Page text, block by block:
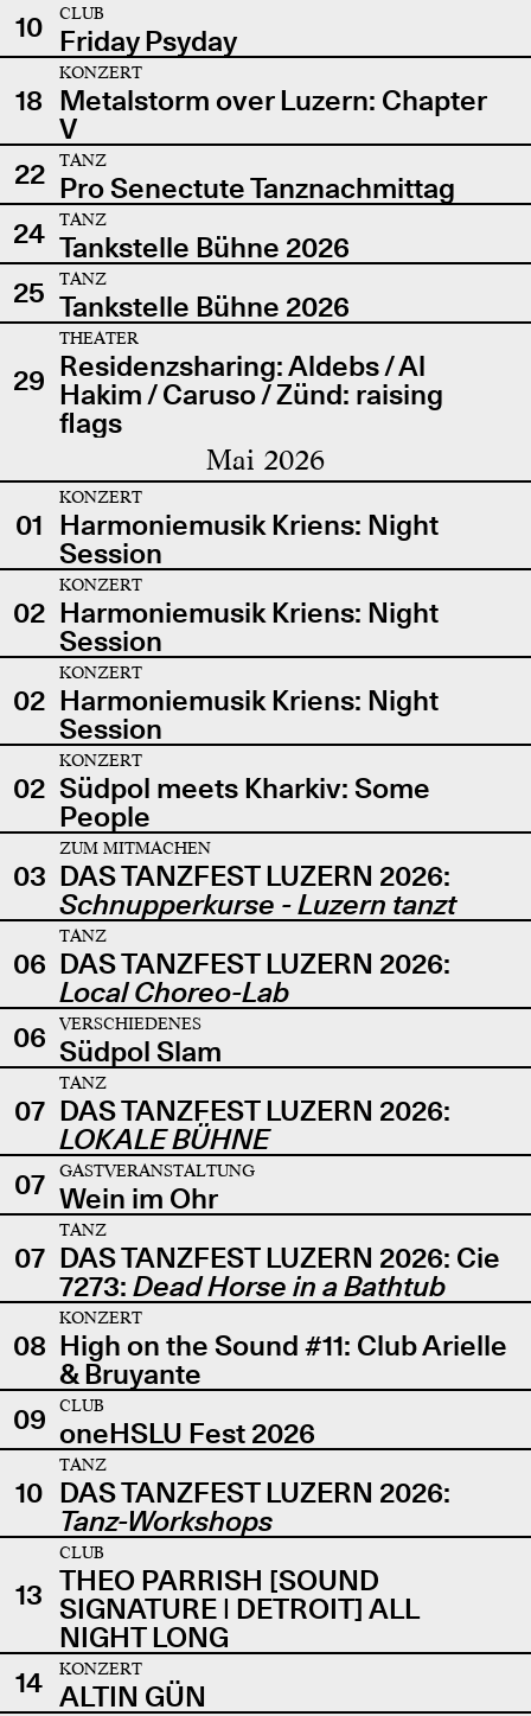
10
CLUB
Friday Psyday
18
KONZERT
Metalstorm over Luzern: Chapter
V
22
TANZ
Pro Senectute Tanznachmittag
24
TANZ
Tankstelle Bühne 2026
25
TANZ
Tankstelle Bühne 2026
29
THEATER
Residenzsharing: Aldebs / Al
Hakim / Caruso / Zünd: raising
flags
Mai 2026
01
KONZERT
Harmoniemusik Kriens: Night
Session
02
KONZERT
Harmoniemusik Kriens: Night
Session
02
KONZERT
Harmoniemusik Kriens: Night
Session
02
KONZERT
Südpol meets Kharkiv: Some
People
03
ZUM MITMACHEN
DAS TANZFEST LUZERN 2026:
Schnupperkurse - Luzern tanzt
06
TANZ
DAS TANZFEST LUZERN 2026:
Local Choreo-Lab
06
VERSCHIEDENES
Südpol Slam
07
TANZ
DAS TANZFEST LUZERN 2026:
LOKALE BÜHNE
07
GASTVERANSTALTUNG
Wein im Ohr
07
TANZ
DAS TANZFEST LUZERN 2026: Cie
7273: Dead Horse in a Bathtub
08
KONZERT
High on the Sound #11: Club Arielle
& Bruyante
09
CLUB
oneHSLU Fest 2026
10
TANZ
DAS TANZFEST LUZERN 2026:
Tanz-Workshops
13
CLUB
THEO PARRISH [SOUND
SIGNATURE | DETROIT] ALL
NIGHT LONG
14
KONZERT
ALTIN GÜN